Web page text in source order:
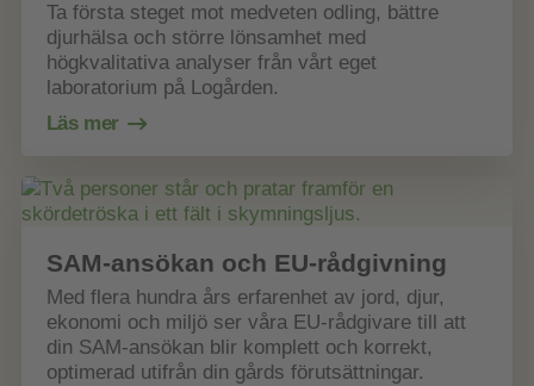
Ta första steget mot medveten odling, bättre
djurhälsa och större lönsamhet med
högkvalitativa analyser från vårt eget
laboratorium på Logården.
Läs mer
SAM-ansökan och EU-rådgivning
Med flera hundra års erfarenhet av jord, djur,
ekonomi och miljö ser våra EU-rådgivare till att
din SAM-ansökan blir komplett och korrekt,
optimerad utifrån din gårds förutsättningar.